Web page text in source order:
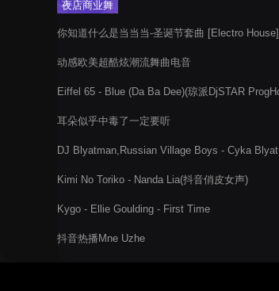
夜店商业舞
你知道什么是当当当-圣诞节套曲 [Electro House]
动感欧美超酷炫潮流舞曲电音
Eiffel 65 - Blue (Da Ba Dee)(琼派DjSTAR
耳朵似乎中毒了一定要听
DJ Blyatman,Russian Village Boys - Cyka Blyat
Kimi No Toriko - Nanda Lia(抖音俏皮女声)
Kygo - Ellie Goulding - First Time
抖音热播Mne Uzhe